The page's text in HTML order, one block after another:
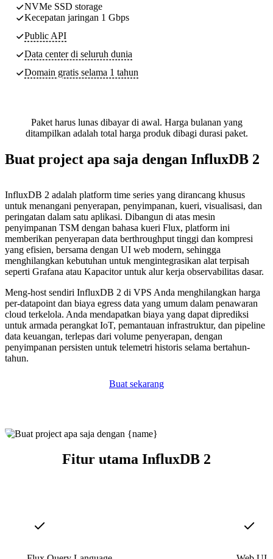
NVMe SSD storage
Kecepatan jaringan 1 Gbps
Public API
Data center di seluruh dunia
Domain gratis selama 1 tahun
Paket harus lunas dibayar di awal. Harga bulanan yang
ditampilkan adalah total harga produk dibagi durasi paket.
Buat project apa saja dengan InfluxDB 2
InfluxDB 2 adalah platform time series yang dirancang khusus
untuk menangani penyerapan, penyimpanan, kueri, visualisasi, dan
peringatan dalam satu aplikasi. Dibangun di atas mesin
penyimpanan TSM dengan bahasa kueri Flux, platform ini
memberikan penyerapan data berthroughput tinggi dan kompresi
yang efisien, bersama dengan UI web modern, sehingga
menghilangkan kebutuhan untuk mengintegrasikan alat terpisah
seperti Grafana atau Kapacitor untuk alur kerja observabilitas dasar.
Meng-host sendiri InfluxDB 2 di VPS Anda menghilangkan harga
per-datapoint dan biaya egress data yang umum dalam penawaran
cloud terkelola. Anda mendapatkan biaya yang dapat diprediksi
untuk armada perangkat IoT, pemantauan infrastruktur, dan pipeline
data keuangan, terlepas dari volume penyerapan, dengan
penyimpanan persisten untuk telemetri historis selama bertahun-
tahun.
Buat sekarang
Fitur utama InfluxDB 2